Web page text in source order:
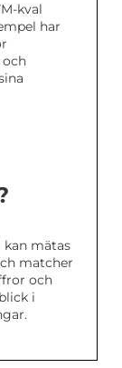
kval
har
och
kan mätas
matcher
och
i